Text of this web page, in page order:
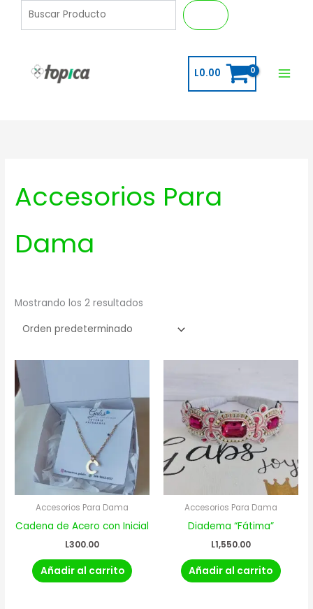
L0.00
Accesorios Para
Dama
Mostrando los 2 resultados
Accesorios Para Dama
Cadena de Acero con Inicial
L300.00
Añadir al carrito
Accesorios Para Dama
Diadema “Fátima”
L1,550.00
Añadir al carrito